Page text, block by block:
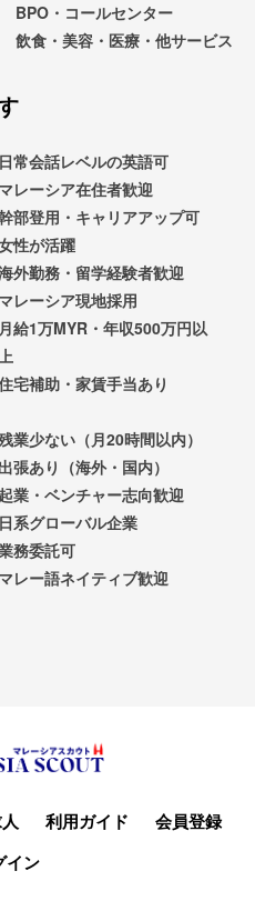
BPO・コールセンター
飲食・美容・医療・他サービス
日常会話レベルの英語可
マレーシア在住者歓迎
部登用・キャリアアップ可
性が活躍
外勤務・留学経験者歓迎
マレーシア現地採用
月給1万MYR・年収500万円以
宅補助・家賃手当あり
業少ない（月20時間以内）
出張あり（海外・国内）
起業・ベンチャー志向歓迎
日系グローバル企業
務委託可
マレー語ネイティブ歓迎
利用ガイド
会員登録
イン